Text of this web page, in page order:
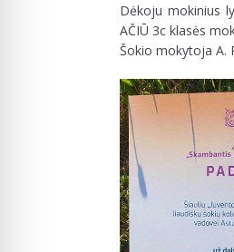
Dėkoju mokinius
AČIŪ 3c klasės
Šokio mokytoja A.